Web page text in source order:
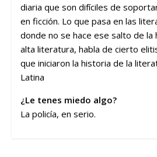
diaria que son difíciles de
en ficción. Lo que pasa en las
donde no se hace ese salto de la
alta literatura, habla de cierto
que iniciaron la historia de la
Latina
¿Le tenes miedo algo?
La policía, en serio.